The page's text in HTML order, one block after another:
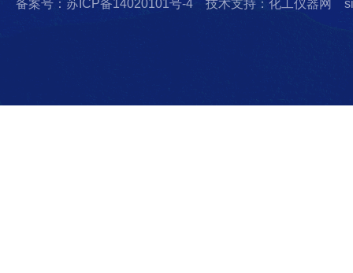
备案号：苏ICP备14020101号-4 技术支持：化工仪器网